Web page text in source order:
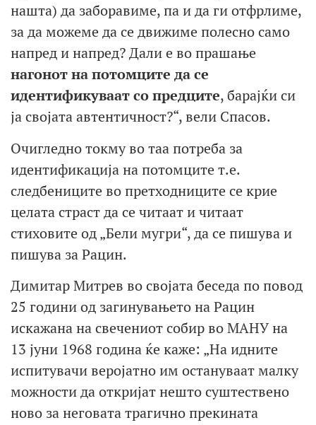
нашта) да заборавиме, па и да ги отфрлиме,
за да можеме да се движиме полесно само
напред и напред? Дали е во прашање
нагонот на потомците да се
идентификуваат со предците, барајќи си
ја својата автентичност?“, вели Спасов.
Очигледно токму во таа потреба за
идентификација на потомците т.е.
следбениците во претходниците се крие
целата страст да се читаат и читаат
стиховите од „Бели мугри“, да се пишува и
пишува за Рацин.
Димитар Митрев во својата беседа по повод
25 години од загинувањето на Рацин
искажана на свечениот собир во МАНУ на
13 јуни 1968 година ќе каже: „На идните
испитувачи веројатно им остануваат малку
можности да откријат нешто суштествено
ново за неговата трагично прекината